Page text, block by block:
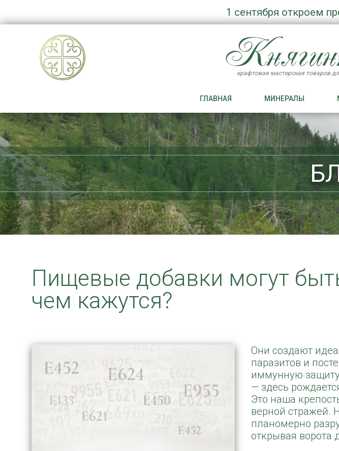
1 сентября откроем
крафтовая мастерская товаров
ГЛАВНАЯ МИНЕРАЛЫ
Пищевые добавки могут
чем кажутся?
Они создают
паразитов и
иммунную
— здесь
Это наша
верной стражей.
планомерно
открывая ворота